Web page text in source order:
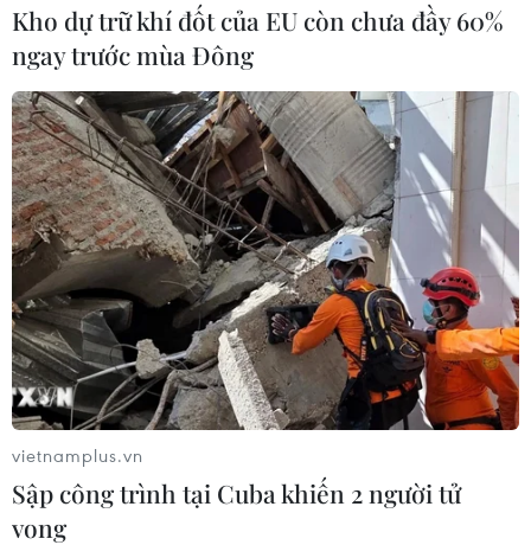
VietinBank đổi điểm tích lũy Loyalty
thành tiền ủng hộ vaccine
14/07/2021 09:42
Việc dùng điểm thưởng chuyển thành tiền ủng hộ Quỹ
vaccine không chỉ gia tăng tiện ích cho khách hàng
trong chương trình Loyalty, là cầu nối gắn kết chặt chẽ
khách hàng với VietinBank.
Kho dự trữ khí đốt của EU còn chưa đầy 60%
ngay trước mùa Đông
vietnamplus.vn
Sập công trình tại Cuba khiến 2 người tử
vong